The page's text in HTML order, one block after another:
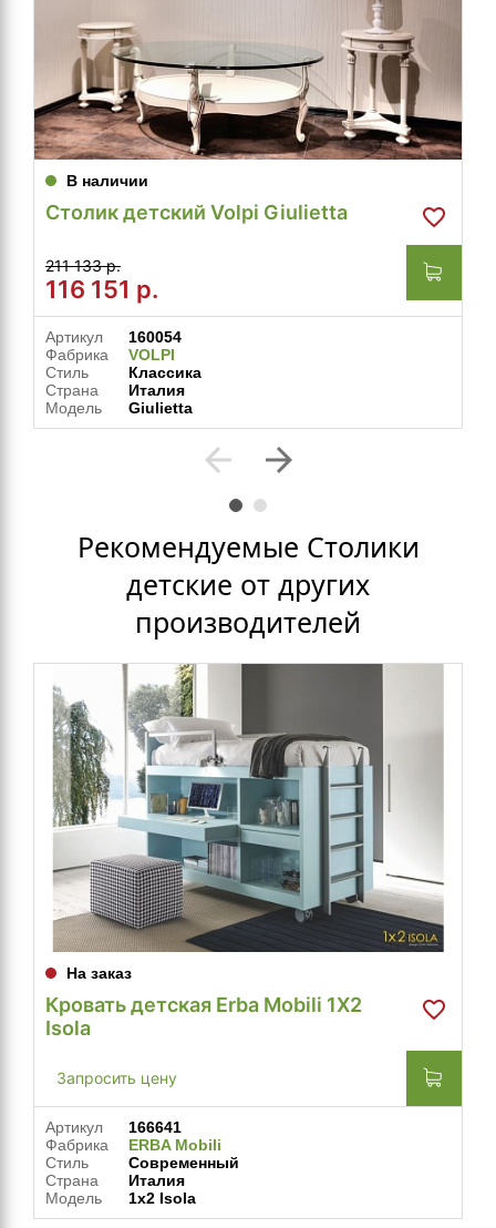
В наличии
Столик детский Volpi Giulietta
211 133 р.
116 151 р.
Артикул
160054
Фабрика
VOLPI
Стиль
Классика
Страна
Италия
Модель
Giulietta
arrow_back arrow_forward
Рекомендуемые Столики
детские от других
производителей
На заказ
Кровать детская Erba Mobili 1X2
Isola
Запросить цену
Артикул
166641
Фабрика
ERBA Mobili
Стиль
Современный
Страна
Италия
Модель
1x2 Isola